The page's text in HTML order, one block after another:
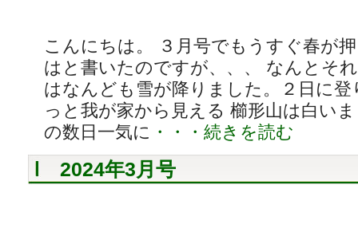
こんにちは。 ３月号でもうすぐ春が
はと書いたのですが、、、 なんとそ
はなんども雪が降りました。２日に
っと我が家から見える 櫛形山は白い
の数日一気に ・・・続きを読む
2024年3月号